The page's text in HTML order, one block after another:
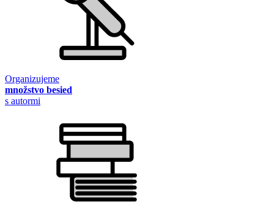
Organizujeme
množstvo besied
s autormi